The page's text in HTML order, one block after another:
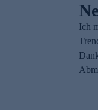
Ich